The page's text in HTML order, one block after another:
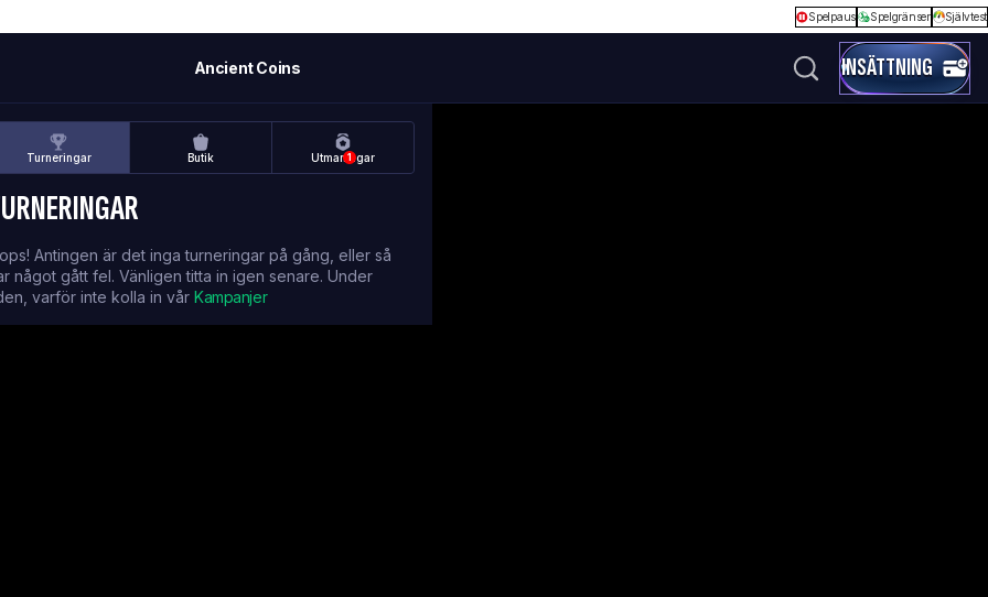
Spelpaus Spelgränser Självtest
Ancient Coins INSÄTTNING
Turneringar Butik 1
Utmaningar
Antingen är det inga turneringar på gång, eller så
något gått fel. Vänligen titta in igen senare. Under
varför inte kolla in vår Kampanjer